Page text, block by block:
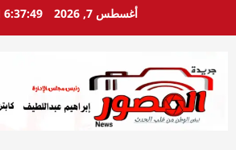
أغسطس 7, 2026 6:37:50 AM